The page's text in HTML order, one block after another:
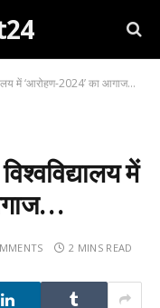
में ‘आरोहण-2024’ का आगाज…
में
2 MINS READ